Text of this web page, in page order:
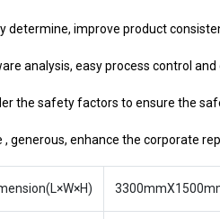
determine, improve product
analysis, easy process control
the safety factors to ensure the
generous, enhance the corporate